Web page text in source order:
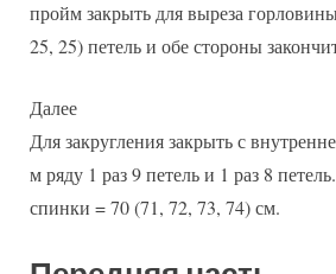
пройм закрыть для выреза
25, 25) петель и обе стороны
Далее
Для закругления закрыть с
м ряду 1 раз 9 петель и 1 раз 8
спинки = 70 (71, 72, 73, 74) см.